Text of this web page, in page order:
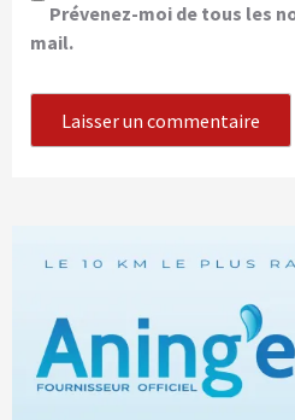
Prévenez-moi de tous les
mail.